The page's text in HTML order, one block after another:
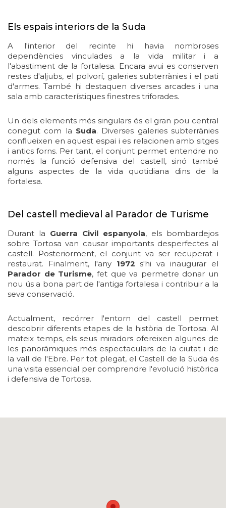
Els espais interiors de la Suda
A l'interior del recinte hi havia nombroses
dependències vinculades a la vida militar i a
l'abastiment de la fortalesa. Encara avui es conserven
restes d'aljubs, el polvorí, galeries subterrànies i el pati
d'armes. També hi destaquen diverses arcades i una
sala amb característiques finestres triforades.
Un dels elements més singulars és el gran pou central
conegut com la Suda. Diverses galeries subterrànies
conflueixen en aquest espai i es relacionen amb sitges
i antics forns. Per tant, el conjunt permet entendre no
només la funció defensiva del castell, sinó també
alguns aspectes de la vida quotidiana dins de la
fortalesa.
Del castell medieval al Parador de Turisme
Durant la Guerra Civil espanyola, els bombardejos
sobre Tortosa van causar importants desperfectes al
castell. Posteriorment, el conjunt va ser recuperat i
restaurat. Finalment, l'any 1972 s'hi va inaugurar el
Parador de Turisme, fet que va permetre donar un
nou ús a bona part de l'antiga fortalesa i contribuir a la
seva conservació.
Actualment, recórrer l'entorn del castell permet
descobrir diferents etapes de la història de Tortosa. Al
mateix temps, els seus miradors ofereixen algunes de
les panoràmiques més espectaculars de la ciutat i de
la vall de l'Ebre. Per tot plegat, el Castell de la Suda és
una visita essencial per comprendre l'evolució històrica
i defensiva de Tortosa.